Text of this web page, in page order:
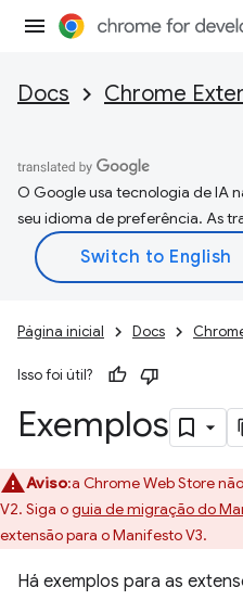
Docs Chrome
O Google usa tecnologia de IA
seu idioma de preferência. As
Página inicial Docs
Isso foi útil?
Exemplos
Aviso:a Chrome Web Store
V2. Siga oguia de migração do
extensão para o Manifesto V3.
Há exemplos para as